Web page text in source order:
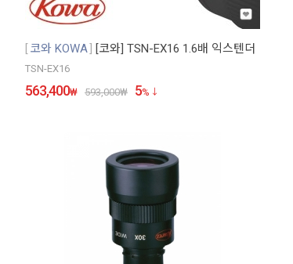
코와 KOWA [코와] TSN-EX16 1.6배 익스텐더
TSN-EX16
563,400₩ 593,000₩ 5%